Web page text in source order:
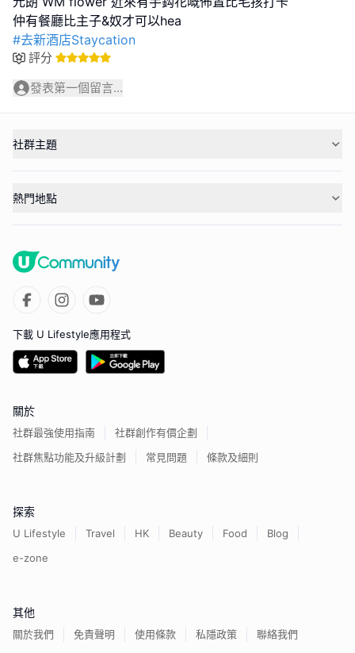
#去新酒店Staycation
評分
發表第一個留言...
社群主題
熱門地點
下載 U Lifestyle應用程式
關於
社群最強使用指南
社群創作有價企劃
社群焦點功能及升級計劃
常見問題 條款及細則
探索
U Lifestyle Travel HK Beauty Food
Blog
e-zone
其他
關於我們 免責聲明 使用條款 私隱政策 聯絡我們